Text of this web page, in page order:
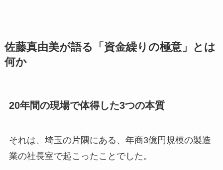
佐藤真由美が語る「資金繰りの極意」とは
何か
20年間の現場で体得した3つの本質
それは、埼玉の片隅にある、年商3億円規模の製造
業の社長室で起こったことでした。